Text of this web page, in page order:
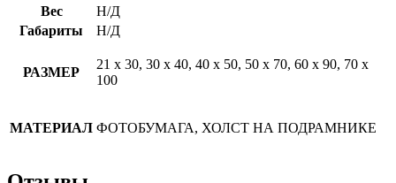
Вес
Н/Д
Габариты
Н/Д
РАЗМЕР
21 х 30, 30 х 40, 40 х 50, 50 х 70, 60 х 90, 70 х
100
МАТЕРИАЛ ФОТОБУМАГА, ХОЛСТ НА ПОДРАМНИКЕ